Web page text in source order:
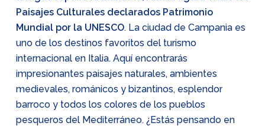
Paisajes Culturales declarados Patrimonio
Mundial por la UNESCO. La ciudad de Campania es
uno de los destinos favoritos del turismo
internacional en Italia. Aquí encontrarás
impresionantes paisajes naturales, ambientes
medievales, románicos y bizantinos, esplendor
barroco y todos los colores de los pueblos
pesqueros del Mediterráneo. ¿Estás pensando en